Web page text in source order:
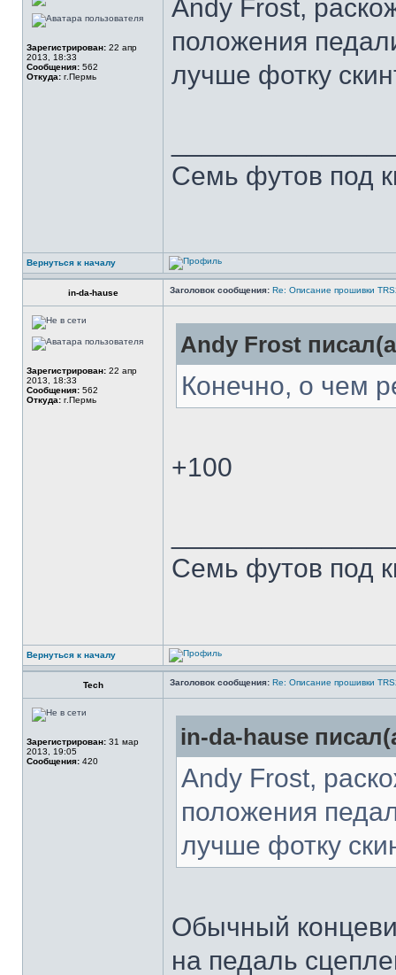
Зарегистрирован: 22 апр
2013, 18:33
Сообщения: 562
Откуда: г.Пермь
Andy Frost,
положения
лучше фотку
Семь футов под
Вернуться к началу
in-da-hause Заголовок сообщения: Re: Описание прошивки
Зарегистрирован: 22 апр
2013, 18:33
Сообщения: 562
Откуда: г.Пермь
Andy Frost
Конечно, о чем
+100
Семь футов под
Вернуться к началу
Tech Заголовок сообщения: Re: Описание прошивки
Зарегистрирован: 31 мар
2013, 19:05
Сообщения: 420
in-da-hause
Andy Frost,
положения
лучше фотку
Обычный
на педаль